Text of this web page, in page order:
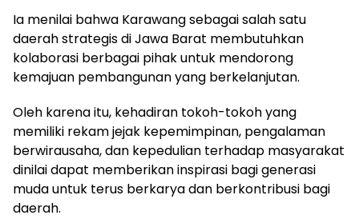
Ia menilai bahwa Karawang sebagai salah satu
daerah strategis di Jawa Barat membutuhkan
kolaborasi berbagai pihak untuk mendorong
kemajuan pembangunan yang berkelanjutan.
Oleh karena itu, kehadiran tokoh-tokoh yang
memiliki rekam jejak kepemimpinan, pengalaman
berwirausaha, dan kepedulian terhadap masyarakat
dinilai dapat memberikan inspirasi bagi generasi
muda untuk terus berkarya dan berkontribusi bagi
daerah.